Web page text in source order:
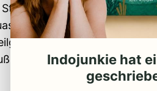
trifft, die noch
ein Schritt zurück in die
es wurde ein
durch die faszinierende
Indojunkie hat